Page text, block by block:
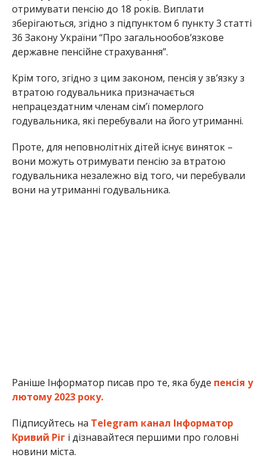
отримувати пенсію до 18 років. Виплати
зберігаються, згідно з підпунктом 6 пункту 3 статті
36 Закону України “Про загальнообов’язкове
державне пенсійне страхування”.
Крім того, згідно з цим законом, пенсія у зв’язку з
втратою годувальника призначається
непрацездатним членам сім’ї померлого
годувальника, які перебували на його утриманні.
Проте, для неповнолітніх дітей існує виняток –
вони можуть отримувати пенсію за втратою
годувальника незалежно від того, чи перебували
вони на утриманні годувальника.
Раніше Інформатор писав про те, яка буде пенсія у
лютому 2023 року.
Підписуйтесь на Telegram канал Інформатор
Кривий Ріг і дізнавайтеся першими про головні
новини міста.